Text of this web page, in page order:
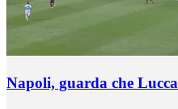
Napoli, guarda che Lucca